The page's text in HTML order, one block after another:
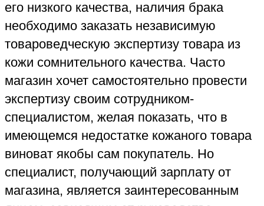
качество окраски кожи, проверяя
качество швов и качество пошива всего
кожаного изделия на соответствие
требованиям ГОСТ и ТР ТС (Технического
Регламента Таможенного Союза). Все
товаровед подтверждает фотографиями
в конце экспертизы.
При наличии брака магазин обязан
вернуть покупателю деньги за
бракованный кожаную вещь, а также
вернуть стоимость независимой
экспертизы некачественного товара из
кожи - в соответствии с Законом о защите
прав потребителей, так как оплата